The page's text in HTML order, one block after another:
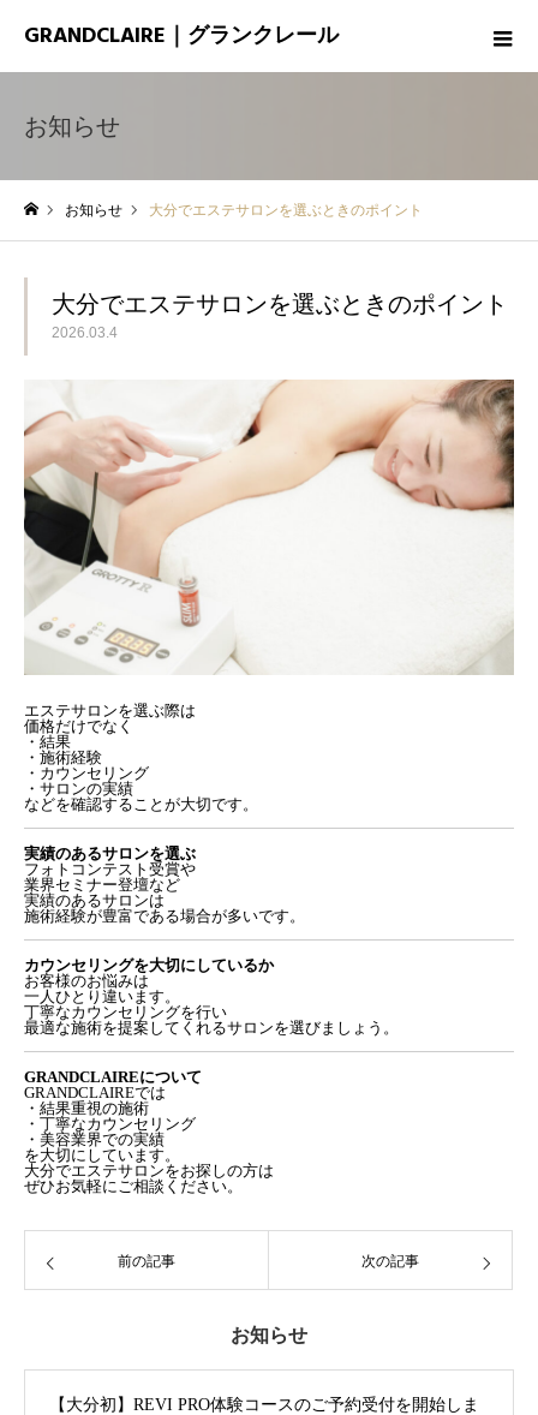
GRANDCLAIRE｜グランクレール
お知らせ
お知らせ 大分でエステサロンを選ぶときのポイント
大分でエステサロンを選ぶときのポイント
2026.03.4
エステサロンを選ぶ際は
価格だけでなく
・結果
・施術経験
・カウンセリング
・サロンの実績
などを確認することが大切です。
実績のあるサロンを選ぶ
フォトコンテスト受賞や
業界セミナー登壇など
実績のあるサロンは
施術経験が豊富である場合が多いです。
カウンセリングを大切にしているか
お客様のお悩みは
一人ひとり違います。
丁寧なカウンセリングを行い
最適な施術を提案してくれるサロンを選びましょう。
GRANDCLAIREについて
GRANDCLAIREでは
・結果重視の施術
・丁寧なカウンセリング
・美容業界での実績
を大切にしています。
大分でエステサロンをお探しの方は
ぜひお気軽にご相談ください。
前の記事 次の記事
お知らせ
【大分初】REVI PRO体験コースのご予約受付を開始しま